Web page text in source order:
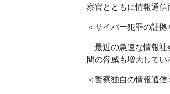
察官とともに情報通信
＜サイバー犯罪の証拠
最近の急速な情報社
間の脅威も増大して
＜警察独自の情報通信